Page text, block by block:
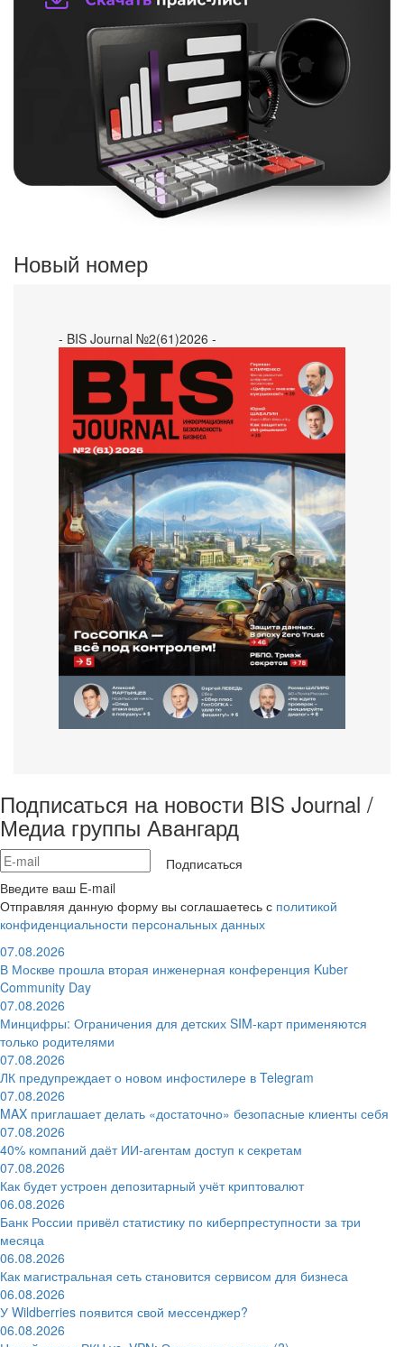
Новый номер
- BIS Journal №2(61)2026 -
Подписаться на новости BIS Journal /
Медиа группы Авангард
Подписаться
Введите ваш E-mail
Отправляя данную форму вы соглашаетесь с политикой
конфиденциальности персональных данных
07.08.2026
В Москве прошла вторая инженерная конференция Kuber
Community Day
07.08.2026
Минцифры: Ограничения для детских SIM-карт применяются
только родителями
07.08.2026
ЛК предупреждает о новом инфостилере в Telegram
07.08.2026
MAX приглашает делать «достаточно» безопасные клиенты себя
07.08.2026
40% компаний даёт ИИ‑агентам доступ к секретам
07.08.2026
Как будет устроен депозитарный учёт криптовалют
06.08.2026
Банк России привёл статистику по киберпреступности за три
месяца
06.08.2026
Как магистральная сеть становится сервисом для бизнеса
06.08.2026
У Wildberries появится свой мессенджер?
06.08.2026